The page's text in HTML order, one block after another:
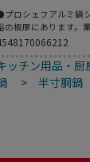
ロシェフアルミ鍋
の板厚にあります。
ろん、熱が均一にム
お届けする、業務用
伝導に優れているの
らじっくり加熱され
作りに適しています。
にくくなります。●重
ッチン用品・厨
>半寸胴鍋